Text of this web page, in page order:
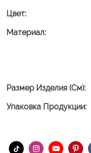
Цвет:
Материал:
Размер Изделия (см):
Упаковка Продукции: